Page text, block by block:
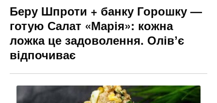
Беру Шпроти + банку Горошку —
готую Салат «Марія»: кожна
ложка це задоволення. Олівʼє
відпочиває